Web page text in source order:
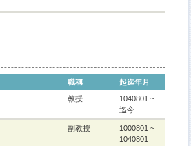
職稱
起迄年月
教授
1040801 ~
迄今
副教授
1000801 ~
1040801